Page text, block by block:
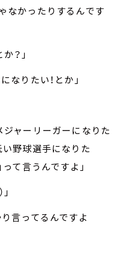
なかったりするんです
？」
なりたい！とか」
ャーリーガーになりた
い野球選手になりた
って言うんですよ」
言ってるんですよ